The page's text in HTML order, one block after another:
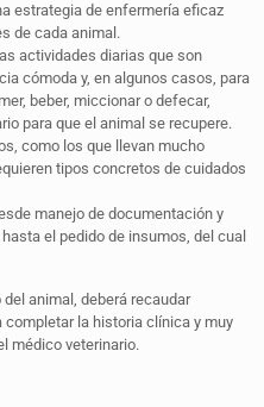
estrategia de enfermería eficaz
de cada animal.
actividades diarias que son
cómoda y, en algunos casos, para
beber, miccionar o defecar,
para que el animal se recupere.
como los que llevan mucho
tipos concretos de cuidados
manejo de documentación y
el pedido de insumos, del cual
animal, deberá recaudar
la historia clínica y muy
médico veterinario.